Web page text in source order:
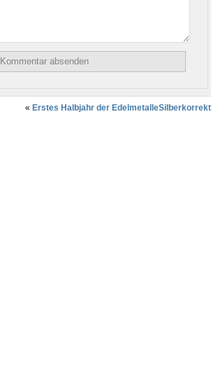
« Erstes Halbjahr der Edelmetalle